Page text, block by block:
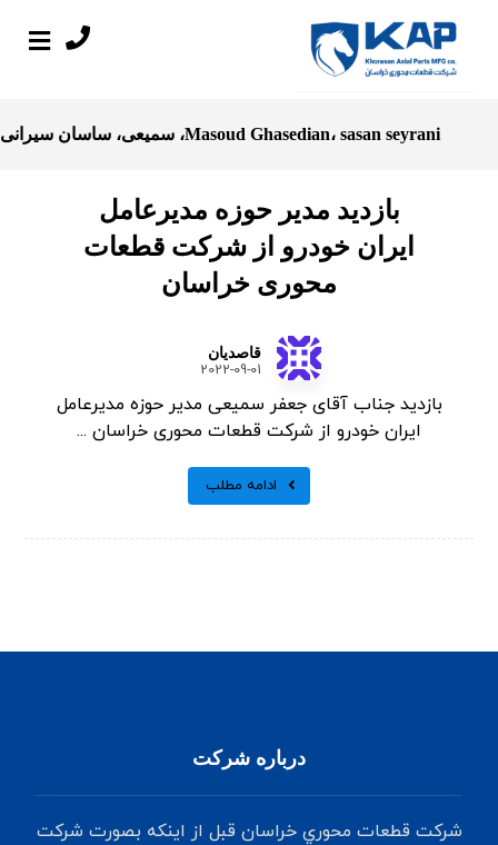
Masoud Ghasedian، sasan seyrani، سمیعی، ساسان سیرانی
بازدید مدیر حوزه مدیرعامل
ایران خودرو از شرکت قطعات
محوری خراسان
قاصدیان
2022-09-01
بازدید جناب آقای جعفر سمیعی مدیر حوزه مدیرعامل
ایران خودرو از شرکت قطعات محوری خراسان ...
ادامه مطلب
درباره شرکت
شركت‌ قطعات‌ محوري‌ خراسان‌ قبل‌ از اينكه‌ بصورت‌ شركت‌